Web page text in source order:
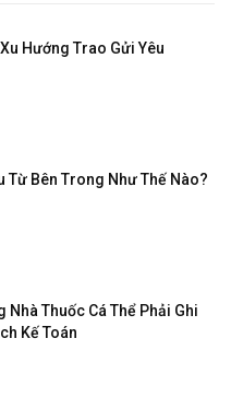
Hướng Trao Gửi Yêu
Từ Bên Trong Như Thế Nào?
Nhà Thuốc Cá Thể Phải Ghi
Kế Toán